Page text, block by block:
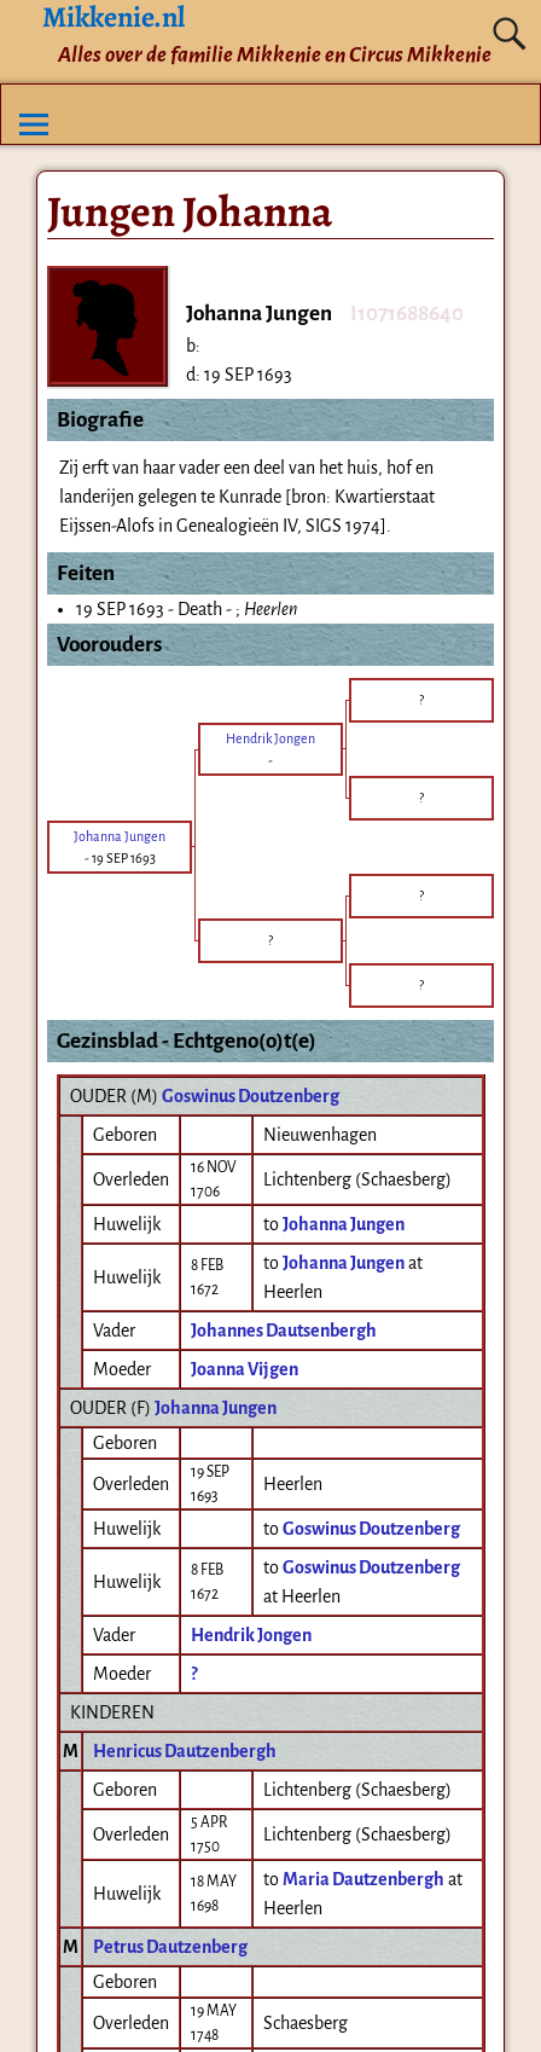
Mikkenie.nl
Alles over de familie Mikkenie en Circus Mikkenie
Jungen Johanna
Johanna Jungen I1071688640
b:
d: 19 SEP 1693
Biografie
Zij erft van haar vader een deel van het huis, hof en
landerijen gelegen te Kunrade [bron: Kwartierstaat
Eijssen-Alofs in Genealogieën IV, SIGS 1974].
Feiten
19 SEP 1693 - Death - ; Heerlen
Voorouders
?
Hendrik Jongen
-
?
Johanna Jungen
-19 SEP 1693
?
?
?
Gezinsblad - Echtgeno(o)t(e)
OUDER (M) Goswinus Doutzenberg
Geboren
Nieuwenhagen
Overleden
16 NOV
1706
Lichtenberg (Schaesberg)
Huwelijk toJohanna Jungen
Huwelijk
8 FEB
1672
toJohanna Jungen at
Heerlen
Vader
Johannes Dautsenbergh
Moeder
Joanna Vijgen
OUDER (F) Johanna Jungen
Geboren
Overleden
19 SEP
1693
Heerlen
Huwelijk toGoswinus Doutzenberg
Huwelijk
8 FEB
1672
toGoswinus Doutzenberg
at Heerlen
Vader
Hendrik Jongen
Moeder
?
KINDEREN
M
Henricus Dautzenbergh
Geboren
Lichtenberg (Schaesberg)
Overleden
5 APR
1750
Lichtenberg (Schaesberg)
Huwelijk
18 MAY
1698
toMaria Dautzenbergh at
Heerlen
M
Petrus Dautzenberg
Geboren
Overleden
19 MAY
1748
Schaesberg